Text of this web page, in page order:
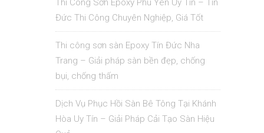
Thi Công Sơn Epoxy Phú Yên Uy Tín – Tín
Đức Thi Công Chuyên Nghiệp, Giá Tốt
Thi công sơn sàn Epoxy Tín Đức Nha
Trang – Giải pháp sàn bền đẹp, chống
bụi, chống thấm
Dịch Vụ Phục Hồi Sàn Bê Tông Tại Khánh
Hòa Uy Tín – Giải Pháp Cải Tạo Sàn Hiệu